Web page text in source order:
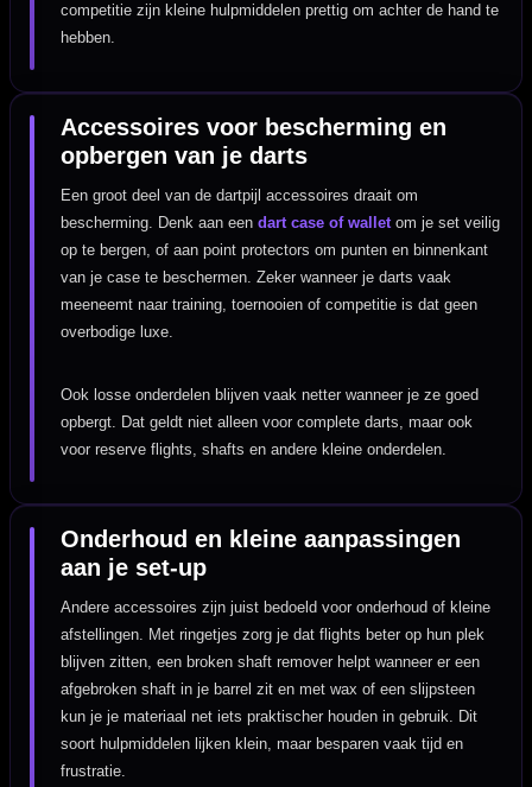
competitie zijn kleine hulpmiddelen prettig om achter de hand te
hebben.
Accessoires voor bescherming en
opbergen van je darts
Een groot deel van de dartpijl accessoires draait om
bescherming. Denk aan eendart case of walletom je set veilig
op te bergen, of aan point protectors om punten en binnenkant
van je case te beschermen. Zeker wanneer je darts vaak
meeneemt naar training, toernooien of competitie is dat geen
overbodige luxe.
Ook losse onderdelen blijven vaak netter wanneer je ze goed
opbergt. Dat geldt niet alleen voor complete darts, maar ook
voor reserve flights, shafts en andere kleine onderdelen.
Onderhoud en kleine aanpassingen
aan je set-up
Andere accessoires zijn juist bedoeld voor onderhoud of kleine
afstellingen. Met ringetjes zorg je dat flights beter op hun plek
blijven zitten, een broken shaft remover helpt wanneer er een
afgebroken shaft in je barrel zit en met wax of een slijpsteen
kun je je materiaal net iets praktischer houden in gebruik. Dit
soort hulpmiddelen lijken klein, maar besparen vaak tijd en
frustratie.